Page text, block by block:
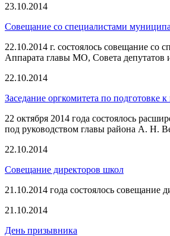
23.10.2014
Совещание со специалистами
22.10.2014 г. состоялось совещание
Аппарата главы МО, Совета
22.10.2014
Заседание оргкомитета по подготовке
22 октября 2014 года состоялось
под руководством главы района А. Н.
22.10.2014
Совещание директоров школ
21.10.2014 года состоялось
21.10.2014
День призывника